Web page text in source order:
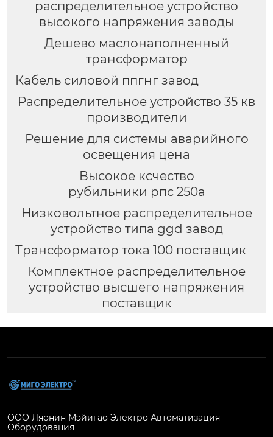
распределительное устройство
высокого напряжения заводы
Дешево маслонаполненный
трансформатор
Кабель силовой ппгнг завод
Распределительное устройство 35 кв
производители
Решение для системы аварийного
освещения цена
Высокое ксчество
рубильники рпс 250а
Низковольтное распределительное
устройство типа ggd завод
Трансформатор тока 100 поставщик
Комплектное распределительное
устройство высшего напряжения
поставщик
ООО Ляонин Мэйигао Электро Автоматизация
Оборудования